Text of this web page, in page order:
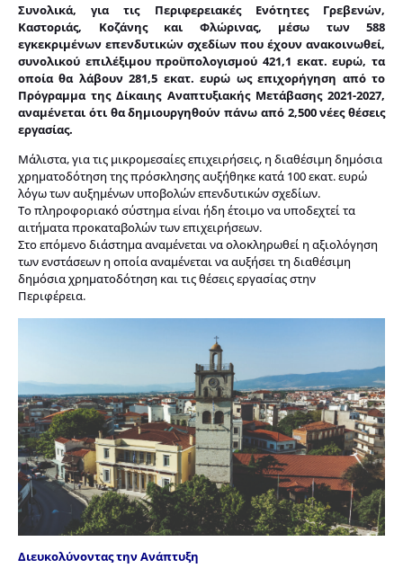
Συνολικά, για τις Περιφερειακές Ενότητες Γρεβενών,
Καστοριάς, Κοζάνης και Φλώρινας, μέσω των 588
εγκεκριμένων επενδυτικών σχεδίων που έχουν ανακοινωθεί,
συνολικού επιλέξιμου προϋπολογισμού 421,1 εκατ. ευρώ, τα
οποία θα λάβουν 281,5 εκατ. ευρώ ως επιχορήγηση από το
Πρόγραμμα της Δίκαιης Αναπτυξιακής Μετάβασης 2021-2027,
αναμένεται ότι θα δημιουργηθούν πάνω από 2,500 νέες θέσεις
εργασίας.
Μάλιστα, για τις μικρομεσαίες επιχειρήσεις, η διαθέσιμη δημόσια
χρηματοδότηση της πρόσκλησης αυξήθηκε κατά 100 εκατ. ευρώ
λόγω των αυξημένων υποβολών επενδυτικών σχεδίων.
Το πληροφοριακό σύστημα είναι ήδη έτοιμο να υποδεχτεί τα
αιτήματα προκαταβολών των επιχειρήσεων.
Στο επόμενο διάστημα αναμένεται να ολοκληρωθεί η αξιολόγηση
των ενστάσεων η οποία αναμένεται να αυξήσει τη διαθέσιμη
δημόσια χρηματοδότηση και τις θέσεις εργασίας στην
Περιφέρεια.
Διευκολύνοντας την Ανάπτυξη